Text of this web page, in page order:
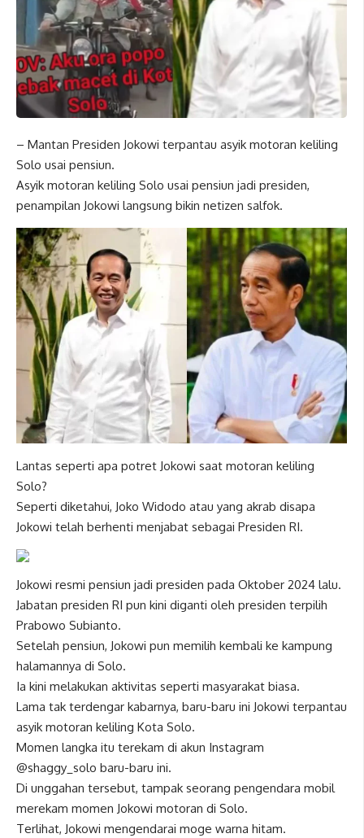
– Mantan Presiden Jokowi terpantau asyik motoran keliling
Solo usai pensiun.
Asyik motoran keliling Solo usai pensiun jadi presiden,
penampilan Jokowi langsung bikin netizen salfok.
Lantas seperti apa potret Jokowi saat motoran keliling
Solo?
Seperti diketahui, Joko Widodo atau yang akrab disapa
Jokowi telah berhenti menjabat sebagai Presiden RI.
Jokowi resmi pensiun jadi presiden pada Oktober 2024 lalu.
Jabatan presiden RI pun kini diganti oleh presiden terpilih
Prabowo Subianto.
Setelah pensiun, Jokowi pun memilih kembali ke kampung
halamannya di Solo.
Ia kini melakukan aktivitas seperti masyarakat biasa.
Lama tak terdengar kabarnya, baru-baru ini Jokowi terpantau
asyik motoran keliling Kota Solo.
Momen langka itu terekam di akun Instagram
@shaggy_solo baru-baru ini.
Di unggahan tersebut, tampak seorang pengendara mobil
merekam momen Jokowi motoran di Solo.
Terlihat, Jokowi mengendarai moge warna hitam.